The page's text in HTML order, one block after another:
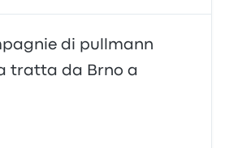
di pullmann
tratta da Brno a